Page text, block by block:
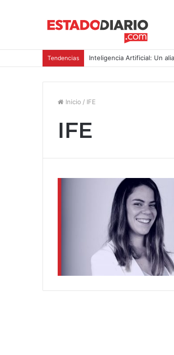
Tendencias Inteligencia Artificial: Un
Inicio / IFE
IFE